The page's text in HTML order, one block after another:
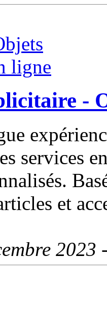
-
services
et
2023